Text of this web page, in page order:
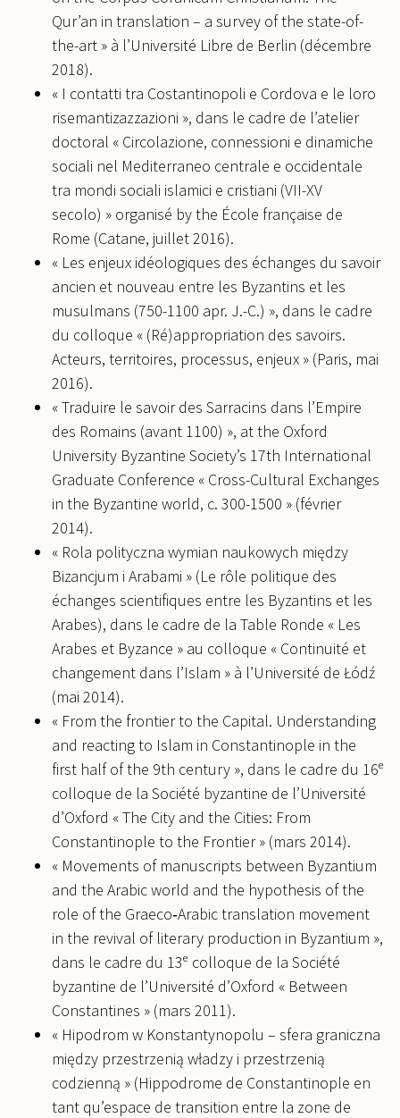
Qur’an in translation – a survey of the state-of-
the-art » à l’Université Libre de Berlin (décembre
2018).
« I contatti tra Costantinopoli e Cordova e le loro
risemantizazzazioni », dans le cadre de l’atelier
doctoral « Circolazione, connessioni e dinamiche
sociali nel Mediterraneo centrale e occidentale
tra mondi sociali islamici e cristiani (VII-XV
secolo) » organisé by the École française de
Rome (Catane, juillet 2016).
« Les enjeux idéologiques des échanges du savoir
ancien et nouveau entre les Byzantins et les
musulmans (750-1100 apr. J.-C.) », dans le cadre
du colloque « (Ré)appropriation des savoirs.
Acteurs, territoires, processus, enjeux » (Paris, mai
2016).
« Traduire le savoir des Sarracins dans l’Empire
des Romains (avant 1100) », at the Oxford
University Byzantine Society’s 17th International
Graduate Conference « Cross-Cultural Exchanges
in the Byzantine world, c. 300-1500 » (février
2014).‎
« Rola polityczna wymian naukowych między
Bizancjum i Arabami » (Le rôle politique des
échanges scientifiques entre les Byzantins et les
Arabes), dans le cadre de la Table Ronde « Les
Arabes et Byzance » au colloque « Continuité et
changement dans l’Islam » à l’Université de Łódź
(mai 2014).
« From the frontier to the Capital. Understanding
and reacting to Islam in Constantinople in the
first half of the 9th century », dans le cadre du 16ᵉ
colloque de la Société byzantine de l’Université
d’Oxford « The City and the Cities: From
Constantinople to the Frontier » (mars 2014).
« Movements of manuscripts between Byzantium
and the Arabic world and the hypothesis of the
role of the Graeco‑Arabic translation movement
in the revival of literary production in Byzantium »,
dans le cadre du 13ᵉ colloque de la Société
byzantine de l’Université d’Oxford « Between
Constantines » (mars 2011).
« Hipodrom w Konstantynopolu – sfera graniczna
między przestrzenią władzy i przestrzenią
codzienną » (Hippodrome de Constantinople en
tant qu’espace de transition entre la zone de